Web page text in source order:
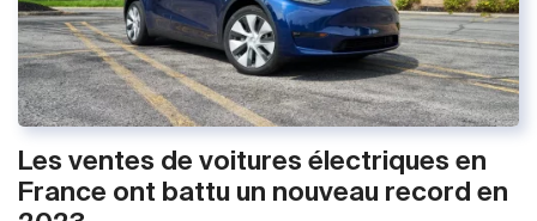
Les ventes de voitures électriques en
France ont battu un nouveau record en